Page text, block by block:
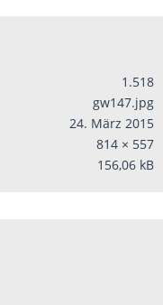
1.518
gw147.jpg
24. März 2015
814 × 557
156,06 kB